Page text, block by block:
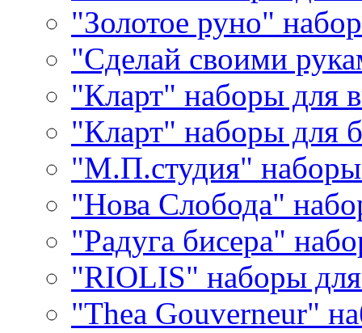
"Золотое руно"
"Сделай своими
"Кларт" наборы для
"Кларт" наборы для
"М.П.студия"
"Нова Слобода"
"Радуга бисера"
"RIOLIS" наборы
"Thea Gouverneur"